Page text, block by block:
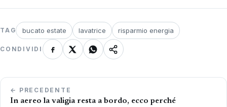
TAG bucato estate lavatrice risparmio energia
CONDIVIDI
Navigazione
articoli
← PRECEDENTE
In aereo la valigia resta a bordo, ecco perché